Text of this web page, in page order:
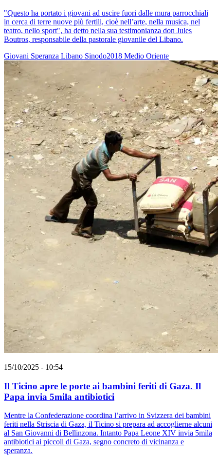
"Questo ha portato i giovani ad uscire fuori dalle mura parrocchiali
in cerca di terre nuove più fertili, cioè nell’arte, nella musica, nel
teatro, nello sport", ha detto nella sua testimonianza don Jules
Boutros, responsabile della pastorale giovanile del Libano.
Giovani Speranza Libano Sinodo2018 Medio Oriente
15/10/2025 - 10:54
Il Ticino apre le porte ai bambini feriti di Gaza. Il
Papa invia 5mila antibiotici
Mentre la Confederazione coordina l’arrivo in Svizzera dei bambini
feriti nella Striscia di Gaza, il Ticino si prepara ad accoglierne alcuni
al San Giovanni di Bellinzona. Intanto Papa Leone XIV invia 5mila
antibiotici ai piccoli di Gaza, segno concreto di vicinanza e
speranza.